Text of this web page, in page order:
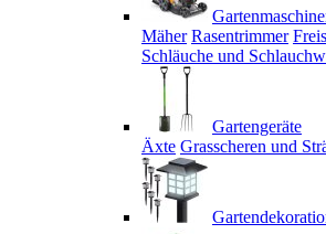
Mäher Rasentrimmer
Schläuche und
Gartengeräte
Äxte Grasscheren und